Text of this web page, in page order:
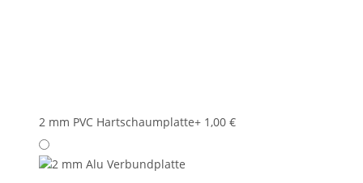
2 mm PVC Hartschaumplatte+ 1,00 €